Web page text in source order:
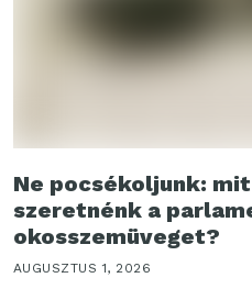
Ne pocsékoljunk:
szeretnénk a
okosszemüveget?
AUGUSZTUS 1, 2026